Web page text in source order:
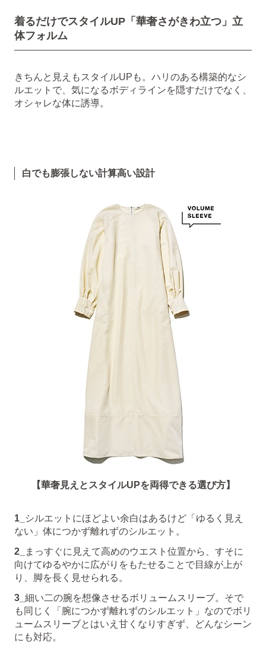
着るだけでスタイルUP「華奢さがきわ立つ」立
体フォルム
きちんと見えもスタイルUPも。ハリのある構築的なシ
ルエットで、気になるボディラインを隠すだけでなく、
オシャレな体に誘導。
白でも膨張しない計算高い設計
【華奢見えとスタイルUPを両得できる選び方】
1_
シルエットにほどよい余白はあるけど「ゆるく見え
ない」体につかず離れずのシルエット。
2_
まっすぐに見えて高めのウエスト位置から、すそに
向けてゆるやかに広がりをもたせることで目線が上が
り、脚を長く見せられる。
3_ 細い二の腕を想像させるボリュームスリーブ。そで
も同じく「腕につかず離れずのシルエット」なのでボリ
ュームスリーブとはいえ甘くなりすぎず、どんなシーン
にも対応。